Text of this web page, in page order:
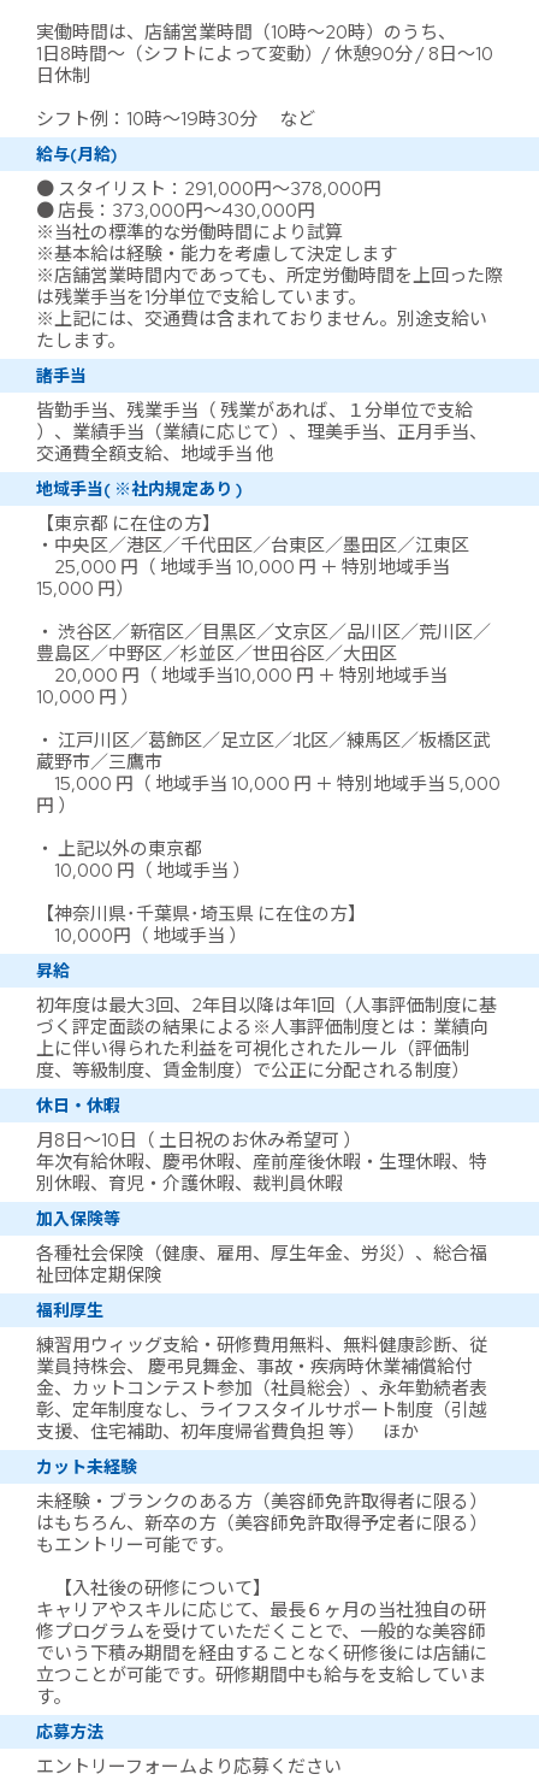
実働時間は、店舗営業時間（10時～20時）のうち、
1日8時間～（シフトによって変動）/ 休憩90分 / 8日～10
日休制
シフト例：10時～19時30分 など
給与(月給)
● スタイリスト：291,000円～378,000円
● 店長：373,000円～430,000円
※当社の標準的な労働時間により試算
※基本給は経験・能力を考慮して決定します
※店舗営業時間内であっても、所定労働時間を上回った際
は残業手当を1分単位で支給しています。
※上記には、交通費は含まれておりません。別途支給い
たします。
諸手当
皆勤手当、残業手当（ 残業があれば、１分単位で支給
）、業績手当（業績に応じて）、理美手当、正月手当、
交通費全額支給、地域手当 他
地域手当( ※社内規定あり )
【東京都 に在住の方】
・中央区／港区／千代田区／台東区／墨田区／江東区
25,000 円（ 地域手当 10,000 円 ＋ 特別地域手当
15,000 円）
・ 渋谷区／新宿区／目黒区／文京区／品川区／荒川区／
豊島区／中野区／杉並区／世田谷区／大田区
20,000 円（ 地域手当10,000 円 ＋ 特別地域手当
10,000 円 ）
・ 江戸川区／葛飾区／足立区／北区／練馬区／板橋区武
蔵野市／三鷹市
15,000 円（ 地域手当 10,000 円 ＋ 特別地域手当 5,000
円 ）
・ 上記以外の東京都
10,000 円（ 地域手当 ）
【神奈川県･千葉県･埼玉県 に在住の方】
10,000円（ 地域手当 ）
昇給
初年度は最大3回、2年目以降は年1回（人事評価制度に基
づく評定面談の結果による※人事評価制度とは：業績向
上に伴い得られた利益を可視化されたルール（評価制
度、等級制度、賃金制度）で公正に分配される制度）
休日・休暇
月8日～10日（ 土日祝のお休み希望可 ）
年次有給休暇、慶弔休暇、産前産後休暇・生理休暇、特
別休暇、育児・介護休暇、裁判員休暇
加入保険等
各種社会保険（健康、雇用、厚生年金、労災）、総合福
祉団体定期保険
福利厚生
練習用ウィッグ支給・研修費用無料、無料健康診断、従
業員持株会、 慶弔見舞金、事故・疾病時休業補償給付
金、カットコンテスト参加（社員総会）、永年勤続者表
彰、定年制度なし、ライフスタイルサポート制度（引越
支援、住宅補助、初年度帰省費負担 等） ほか
カット未経験
未経験・ブランクのある方（美容師免許取得者に限る）
はもちろん、新卒の方（美容師免許取得予定者に限る）
もエントリー可能です。
【入社後の研修について】
キャリアやスキルに応じて、最長６ヶ月の当社独自の研
修プログラムを受けていただくことで、一般的な美容師
でいう下積み期間を経由することなく研修後には店舗に
立つことが可能です。研修期間中も給与を支給していま
す。
応募方法
エントリーフォームより応募ください